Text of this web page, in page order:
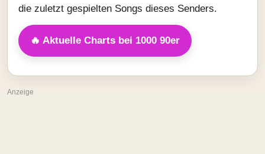
die zuletzt gespielten Songs dieses Senders.
🔥 Aktuelle Charts bei 1000 90er
Anzeige